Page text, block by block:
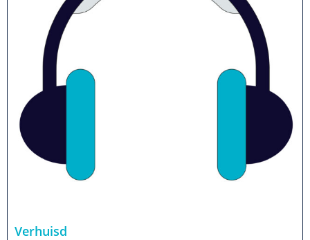
Verhuisd